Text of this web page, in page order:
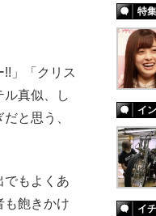
」「クリス
ル真似、し
と思う、
もよくあ
も飽きかけ
特集
イ
イ